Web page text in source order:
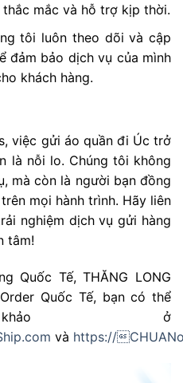
mắc và hỗ trợ kịp thời.
tôi luôn theo dõi và cập
đảm bảo dịch vụ của mình
khách hàng.
việc gửi áo quần đi Úc trở
là nỗi lo. Chúng tôi không
mà còn là người bạn đồng
mọi hành trình. Hãy liên
nghiệm dịch vụ gửi hàng
tâm!
Quốc Tế, THĂNG LONG
Quốc Tế, bạn có thể
ở
và https://